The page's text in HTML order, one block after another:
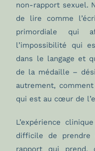
non-rapport sexuel.
de lire comme
primordiale qui
l’impossibilité qui
dans le langage et
de la médaille –
autrement,
qui est au cœur de
L’expérience
difficile de
rapport qui prend,